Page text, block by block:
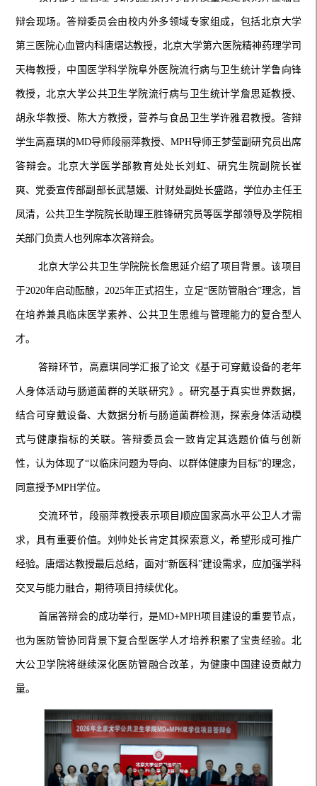
辩会现场。答辩委员会由校内外多领域专家组成， 包括北京大学
第三医院心血管内科唐熠达教授， 北京大学第六医院精神药理学司
天梅教授 ， 中国医学科学院阜外医院流行病与卫生统计学鲁向锋
教授 ，北京大学公共卫生学院流行病与卫生统计学詹思延教授、
胡永华教授、 陈大方教授 ，营养与食品卫生学许雅君教授。 答辩
学生高嘉琪的MD导师段丽萍教授、MPH导师王梦莹副研究员出席
答辩会。北京大学医学部教育处处长刘虹、研究生院副院长崔
爽、 党委宣传部副部长武慧媛、计财处副处长盛路，学位办主任王
凤清，公共卫生学院院长助理王胜锋研究员等医学部领导及学院相
关部门负责人也列席本次答辩会。
北京大学公共卫生学院院长詹思延介绍了项目背景。该项目
于2020年启动酝酿，2025年正式招生，立足“医防管融合”理念，旨
在培养兼具临床医学素养、公共卫生思维与管理能力的复合型人
才。
答辩环节，高嘉琪同学汇报了论文《基于可穿戴设备的老年
人身体活动与肠道菌群的关联研究》。研究基于真实世界数据，
结合可穿戴设备、大数据分析与肠道菌群检测，探索身体活动模
式与健康指标的 关联。答辩委员会一致肯定其选题价值与创新
性，认为体现了“以临床问题为导向、以群体健康为目标”的理念，
同意授予MPH学位。
交流环节，段丽萍教授表示项目顺应国家高水平公卫人才需
求，具有重要价值。刘帅处长肯定其探索意义，希望形成可推广
经验。唐熠达教授最后总结，面对“新医科”建设需求，应加强学科
交叉与能力融合，期待项目持续优化。
首届答辩会的成功举行，是MD+MPH项目建设的重要节点，
也为医防管协同背景下复合型医学人才培养积累了宝贵经验。北
大公卫学院将继续深化医防管融合改革，为健康中国建设贡献力
量。